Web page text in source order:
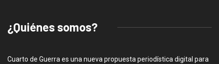
¿Quiénes somos?
Cuarto de Guerra es una nueva propuesta periodística digital para